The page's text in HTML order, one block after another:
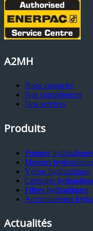
A2MH
Nous contacter
Nos compétences
Nos services
Produits
Pompes
Moteurs
Vérins hydrauliques
Centrales
Filtres hydrauliques
Accumulateurs
Actualités